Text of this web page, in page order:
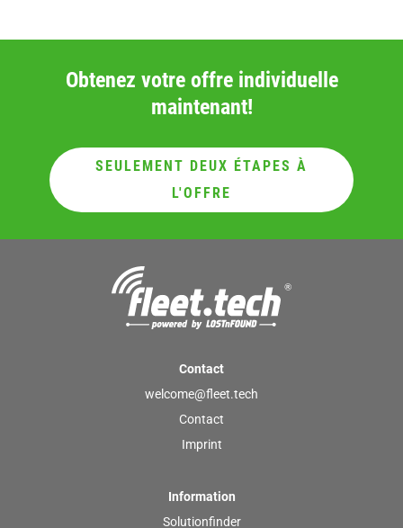
Obtenez votre offre individuelle
maintenant!
SEULEMENT DEUX ÉTAPES À
L'OFFRE
Contact
welcome@fleet.tech
Contact
Imprint
Information
Solutionfinder